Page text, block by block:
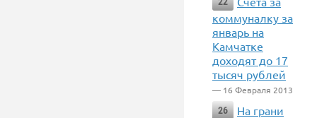
коммуналку за
январь на
Камчатке
доходят до 17
тысяч рублей
— 16 Февраля 2013
26
На грани